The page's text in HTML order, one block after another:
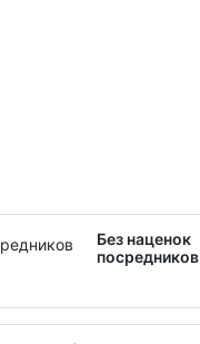
Без наценок
посредников